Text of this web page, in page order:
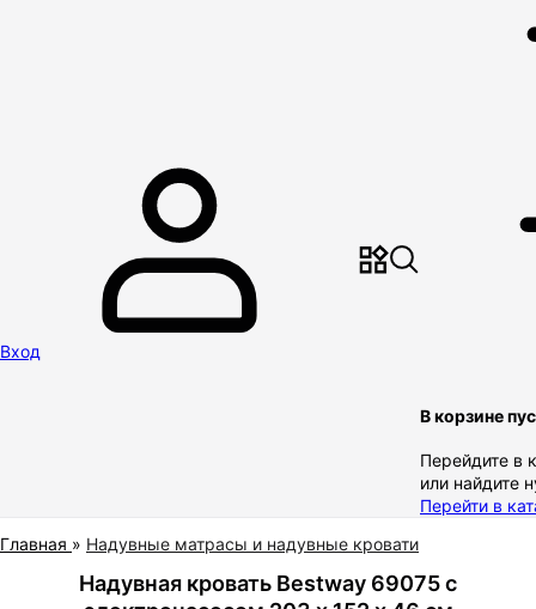
Вход
В корзине
Перейдите в
или найдите
Перейти в
Главная » Надувные матрасы и надувные кровати
Надувная кровать Bestway 69075 с